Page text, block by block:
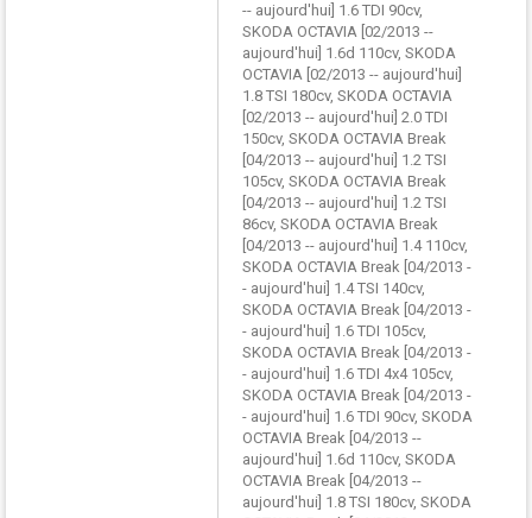
-- aujourd'hui] 1.6 TDI 90cv,
SKODA OCTAVIA [02/2013 --
aujourd'hui] 1.6d 110cv, SKODA
OCTAVIA [02/2013 -- aujourd'hui]
1.8 TSI 180cv, SKODA OCTAVIA
[02/2013 -- aujourd'hui] 2.0 TDI
150cv, SKODA OCTAVIA Break
[04/2013 -- aujourd'hui] 1.2 TSI
105cv, SKODA OCTAVIA Break
[04/2013 -- aujourd'hui] 1.2 TSI
86cv, SKODA OCTAVIA Break
[04/2013 -- aujourd'hui] 1.4 110cv,
SKODA OCTAVIA Break [04/2013 -
- aujourd'hui] 1.4 TSI 140cv,
SKODA OCTAVIA Break [04/2013 -
- aujourd'hui] 1.6 TDI 105cv,
SKODA OCTAVIA Break [04/2013 -
- aujourd'hui] 1.6 TDI 4x4 105cv,
SKODA OCTAVIA Break [04/2013 -
- aujourd'hui] 1.6 TDI 90cv, SKODA
OCTAVIA Break [04/2013 --
aujourd'hui] 1.6d 110cv, SKODA
OCTAVIA Break [04/2013 --
aujourd'hui] 1.8 TSI 180cv, SKODA